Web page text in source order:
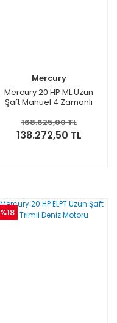
Mercury
Mercury 20 HP ML Uzun
Şaft Manuel 4 Zamanlı
168.625,00 TL
138.272,50 TL
%18